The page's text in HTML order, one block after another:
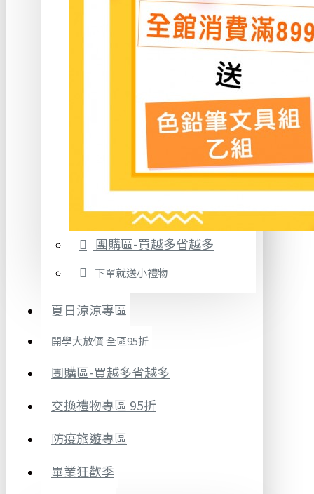
團購區-買越多省越多
下單就送小禮物
夏日涼涼專區
開學大放價 全區95折
團購區-買越多省越多
交換禮物專區 95折
防疫旅遊專區
畢業狂歡季